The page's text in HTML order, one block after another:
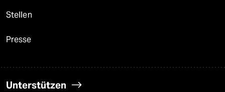
Stellen
Presse
Unterstützen